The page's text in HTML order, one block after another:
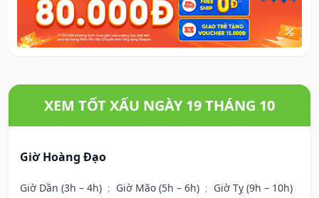
XEM TỐT XẤU NGÀY 19 THÁNG 10
Giờ Hoàng Đạo
Giờ Dần (3h – 4h) ; Giờ Mão (5h – 6h) ; Giờ Tỵ (9h – 10h)